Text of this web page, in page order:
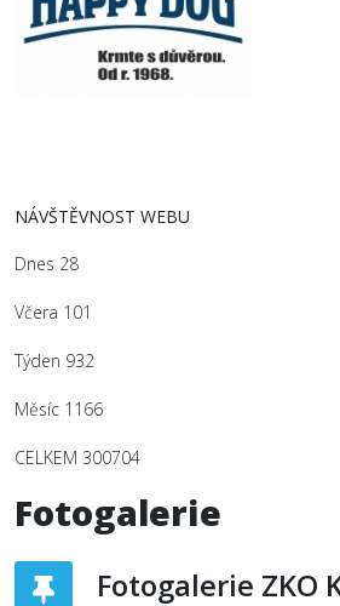
NÁVŠTĚVNOST WEBU
Dnes 28
Včera 101
Týden 932
Měsíc 1166
CELKEM 300704
Fotogalerie
Fotogalerie ZKO